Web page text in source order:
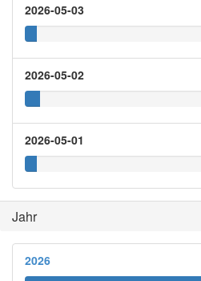
2026-05-03
2026-05-02
2026-05-01
Jahr
2026